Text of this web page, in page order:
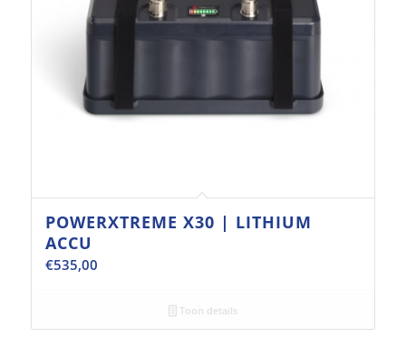
POWERXTREME X30 | LITHIUM
ACCU
€535,00
Toon details